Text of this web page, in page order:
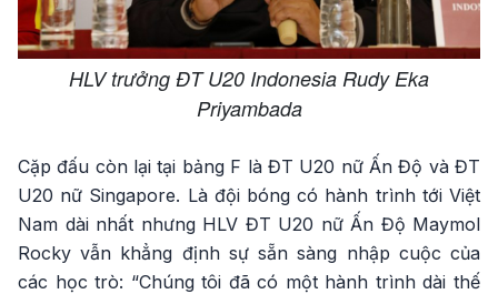
HLV trưởng ĐT U20 Indonesia Rudy Eka
Priyambada
Cặp đấu còn lại tại bảng F là ĐT U20 nữ Ấn Độ và ĐT
U20 nữ Singapore. Là đội bóng có hành trình tới Việt
Nam dài nhất nhưng HLV ĐT U20 nữ Ấn Độ Maymol
Rocky vẫn khẳng định sự sẵn sàng nhập cuộc của
các học trò: “Chúng tôi đã có một hành trình dài thế